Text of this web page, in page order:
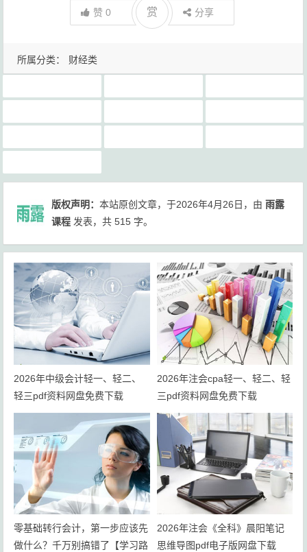
赞0 赏 分享
所属分类： 财经类
版权声明：本站原创文章，于2026年4月26日，由雨露
课程 发表，共 515 字。
2026年中级会计轻一、轻二、
轻三pdf资料网盘免费下载
2026年注会cpa轻一、轻二、轻
三pdf资料网盘免费下载
零基础转行会计，第一步应该先
做什么？千万别搞错了【学习路
2026年注会《全科》晨阳笔记
思维导图pdf电子版网盘下载